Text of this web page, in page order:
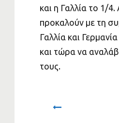
και η Γαλλία το 1/4.
προκαλούν με τη
Γαλλία και
και τώρα να
τους.